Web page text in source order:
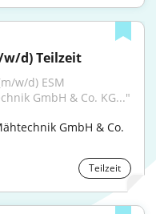
d) Teilzeit
w/d) ESM
GmbH & Co. KG..."
GmbH & Co.
Teilzeit